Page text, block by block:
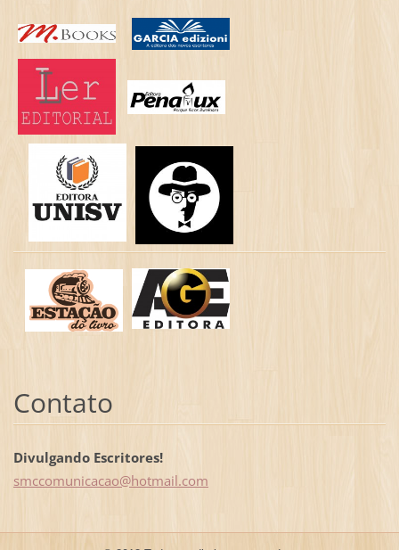
Contato
Divulgando Escritores!
smccomunicacao@hotmail.com